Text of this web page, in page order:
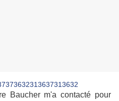
Baucher m'a contacté pour